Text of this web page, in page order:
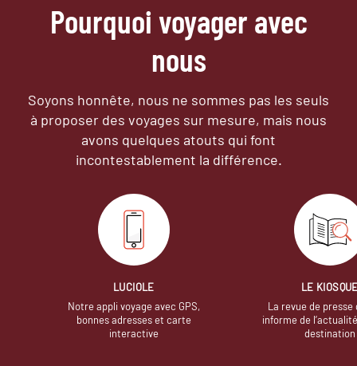
Pourquoi voyager avec
nous
Soyons honnête, nous ne sommes pas les seuls
à proposer des voyages sur mesure, mais nous
avons quelques atouts qui font
incontestablement la différence.
LUCIOLE
Notre appli voyage avec GPS,
bonnes adresses et carte
interactive
LE
La revue de presse
informe de
destination